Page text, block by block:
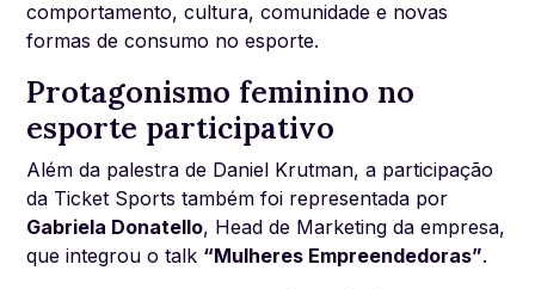
comportamento, cultura, comunidade e novas
formas de consumo no esporte.
Protagonismo feminino no
esporte participativo
Além da palestra de Daniel Krutman, a participação
da Ticket Sports também foi representada por
Gabriela Donatello, Head de Marketing da empresa,
que integrou o talk “Mulheres Empreendedoras”.